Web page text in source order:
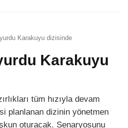
Karakuyu dizisinde
Karakuyu
tüm hızıyla devam
planlanan dizinin yönetmen
oturacak. Senaryosunu